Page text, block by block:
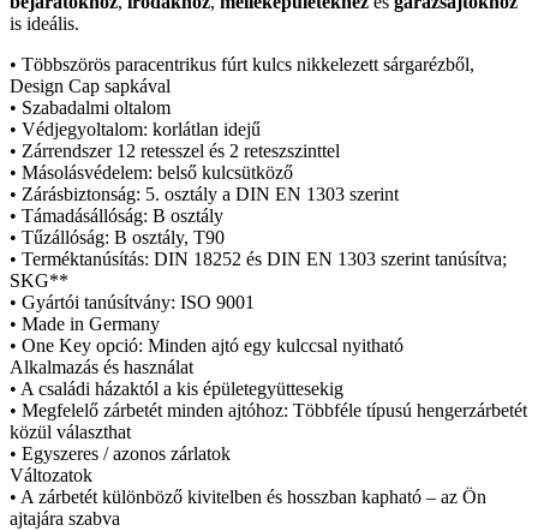
is ideális.
• Többszörös paracentrikus fúrt kulcs nikkelezett sárgarézből,
Design Cap sapkával
• Szabadalmi oltalom
• Védjegyoltalom: korlátlan idejű
• Zárrendszer 12 retesszel és 2 reteszszinttel
• Másolásvédelem: belső kulcsütköző
• Zárásbiztonság: 5. osztály a DIN EN 1303 szerint
• Támadásállóság: B osztály
• Tűzállóság: B osztály, T90
• Terméktanúsítás: DIN 18252 és DIN EN 1303 szerint tanúsítva;
SKG**
• Gyártói tanúsítvány: ISO 9001
• Made in Germany
• One Key opció: Minden ajtó egy kulccsal nyitható
Alkalmazás és használat
• A családi házaktól a kis épületegyüttesekig
• Megfelelő zárbetét minden ajtóhoz: Többféle típusú hengerzárbetét
közül választhat
• Egyszeres / azonos zárlatok
Változatok
• A zárbetét különböző kivitelben és hosszban kapható – az Ön
ajtajára szabva